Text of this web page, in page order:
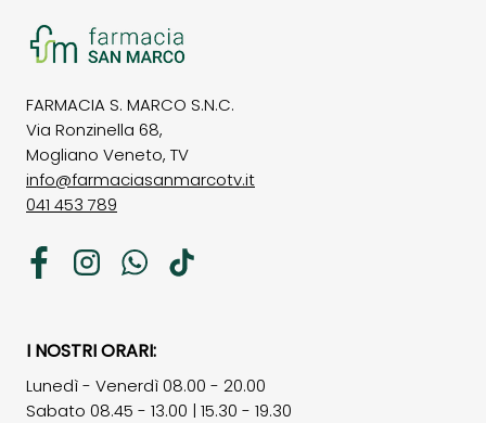
FARMACIA S. MARCO S.N.C.
Via Ronzinella 68,
Mogliano Veneto, TV
info@farmaciasanmarcotv.it
041 453 789
FacebookInstagramWhatsApp
TikTok
I NOSTRI ORARI:
Lunedì - Venerdì 08.00 - 20.00
Sabato 08.45 - 13.00 | 15.30 - 19.30